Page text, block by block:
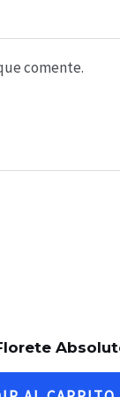
comente.